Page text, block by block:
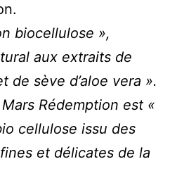
biocellulose »,
aux extraits de
de sève d’aloe vera ».
Rédemption est «
cellulose issu des
et délicates de la